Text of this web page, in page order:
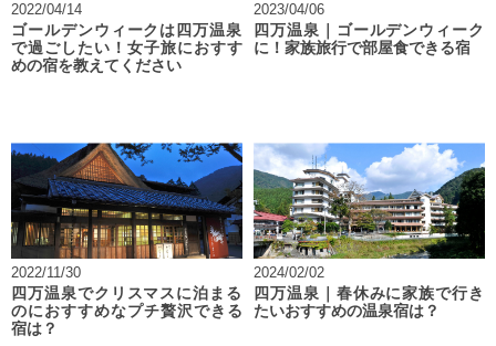
2022/04/14
ゴールデンウィークは四万温泉
で過ごしたい！女子旅におすす
めの宿を教えてください
2023/04/06
四万温泉｜ゴールデンウィーク
に！家族旅行で部屋食できる宿
2022/11/30
四万温泉でクリスマスに泊まる
のにおすすめなプチ贅沢できる
宿は？
2024/02/02
四万温泉｜春休みに家族で行き
たいおすすめの温泉宿は？